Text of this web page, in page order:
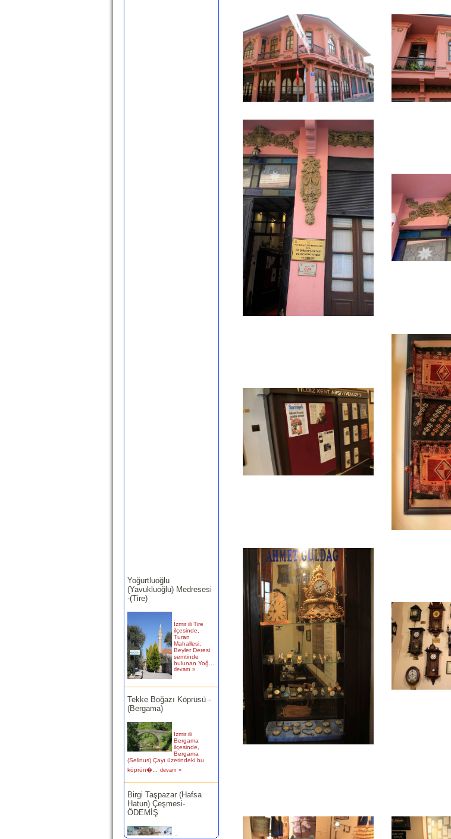
-(Tire)
Mahallesi,
Beyler Deresi
semtinde
bulunan Yoğ...
devam »
Tekke Boğazı Köprüsü -
(Bergama)
Bergama
(Selinus) Çayı üzerindeki bu
köprün�... devam »
Birgi Taşpazar (Hafsa
Hatun) Çeşmesi-
ÖDEMİŞ
mevkiinde,